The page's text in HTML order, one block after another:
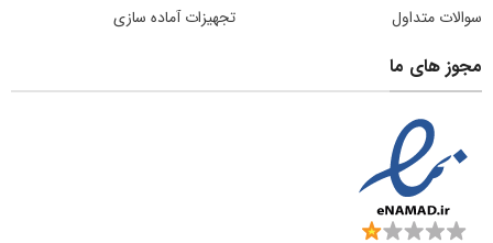
سوالات متداول
تجهیزات آماده سازی
مجوز های ما